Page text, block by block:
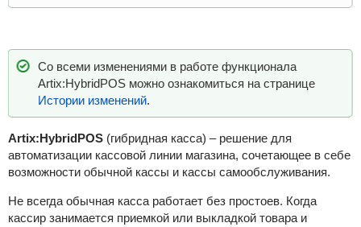
Со всеми изменениями в работе функционала
Artix:HybridPOS можно ознакомиться на странице
Истории изменений.
Artix:HybridPOS(гибридная касса) – решение для
автоматизации кассовой линии магазина, сочетающее в себе
возможности обычной кассы и кассы самообслуживания.
Не всегда обычная касса работает без простоев. Когда
кассир занимается приемкой или выкладкой товара и